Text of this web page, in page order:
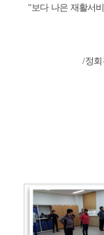
"보다 나은 재활서
/정